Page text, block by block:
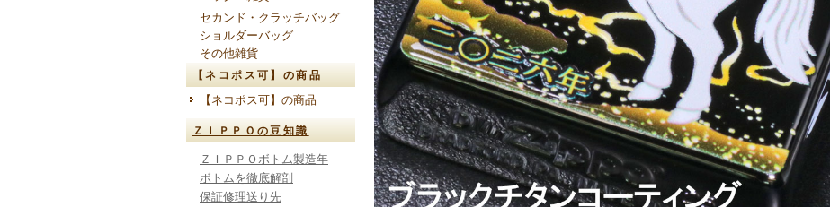
セカンド・クラッチバッグ
ショルダーバッグ
その他雑貨
【ネコポス可】の商品
【ネコポス可】の商品
ＺＩＰＰＯの豆知識
ＺＩＰＰＯボトム製造年
ボトムを徹底解剖
保証修理送り先